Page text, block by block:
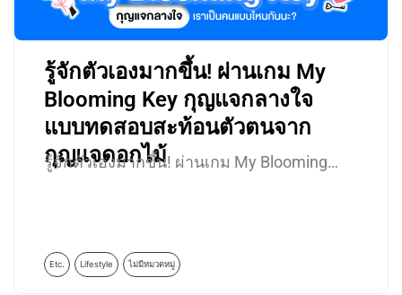
รู้จักตัวเองมากขึ้น! ผ่านเกม My
Blooming Key กุญแจกลางใจ
แบบทดสอบสะท้อนตัวตนจาก
กุญแจดอกไม้
รู้จักตัวเองมากขึ้น! ผ่านเกม My Blooming…
Etc. Lifestyle ไม่มีหมวดหมู่